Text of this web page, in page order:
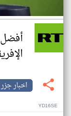
اخبار
YD16SE